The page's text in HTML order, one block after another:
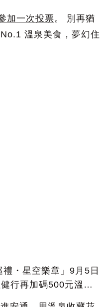
加一次投票。 別再猶
溫泉美食，夢幻住
・星空樂章」9月5日
行再加碼500元溫泉